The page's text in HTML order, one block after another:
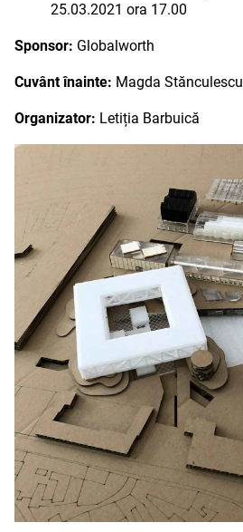
25.03.2021 ora 17.00
Sponsor: Globalworth
Cuvânt înainte: Magda Stănculescu
Organizator: Letiția Barbuică